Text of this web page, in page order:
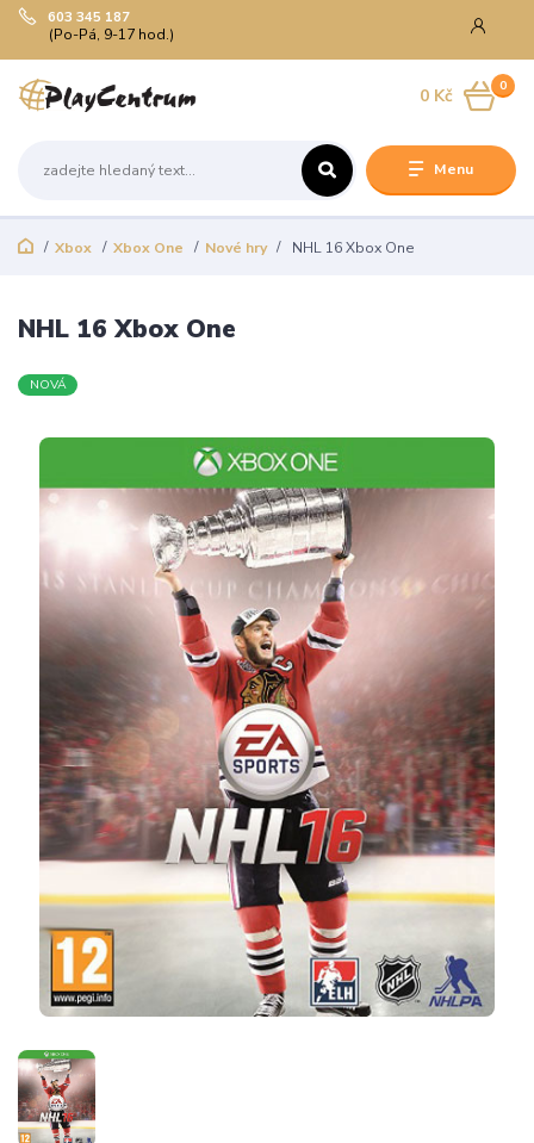
Menu
603 345 187
(Po-Pá, 9-17 hod.)
0
0 Kč
Xbox Xbox One Nové hry NHL 16 Xbox One
NHL 16 Xbox One
NOVÁ